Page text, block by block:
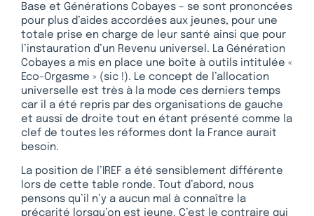
Base et Générations Cobayes – se sont prononcées
pour plus d’aides accordées aux jeunes, pour une
totale prise en charge de leur santé ainsi que pour
l’instauration d’un Revenu universel. La Génération
Cobayes a mis en place une boîte à outils intitulée «
Eco-Orgasme » (sic !). Le concept de l’allocation
universelle est très à la mode ces derniers temps
car il a été repris par des organisations de gauche
et aussi de droite tout en étant présenté comme la
clef de toutes les réformes dont la France aurait
besoin.
La position de l’IREF a été sensiblement différente
lors de cette table ronde. Tout d’abord, nous
pensons qu’il n’y a aucun mal à connaître la
précarité lorsqu’on est jeune. C’est le contraire qui